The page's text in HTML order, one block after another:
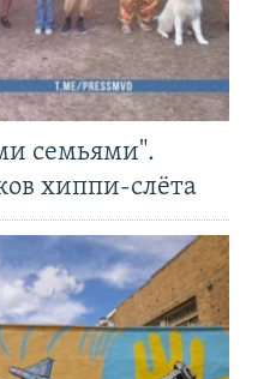
семьями".
хиппи-слёта